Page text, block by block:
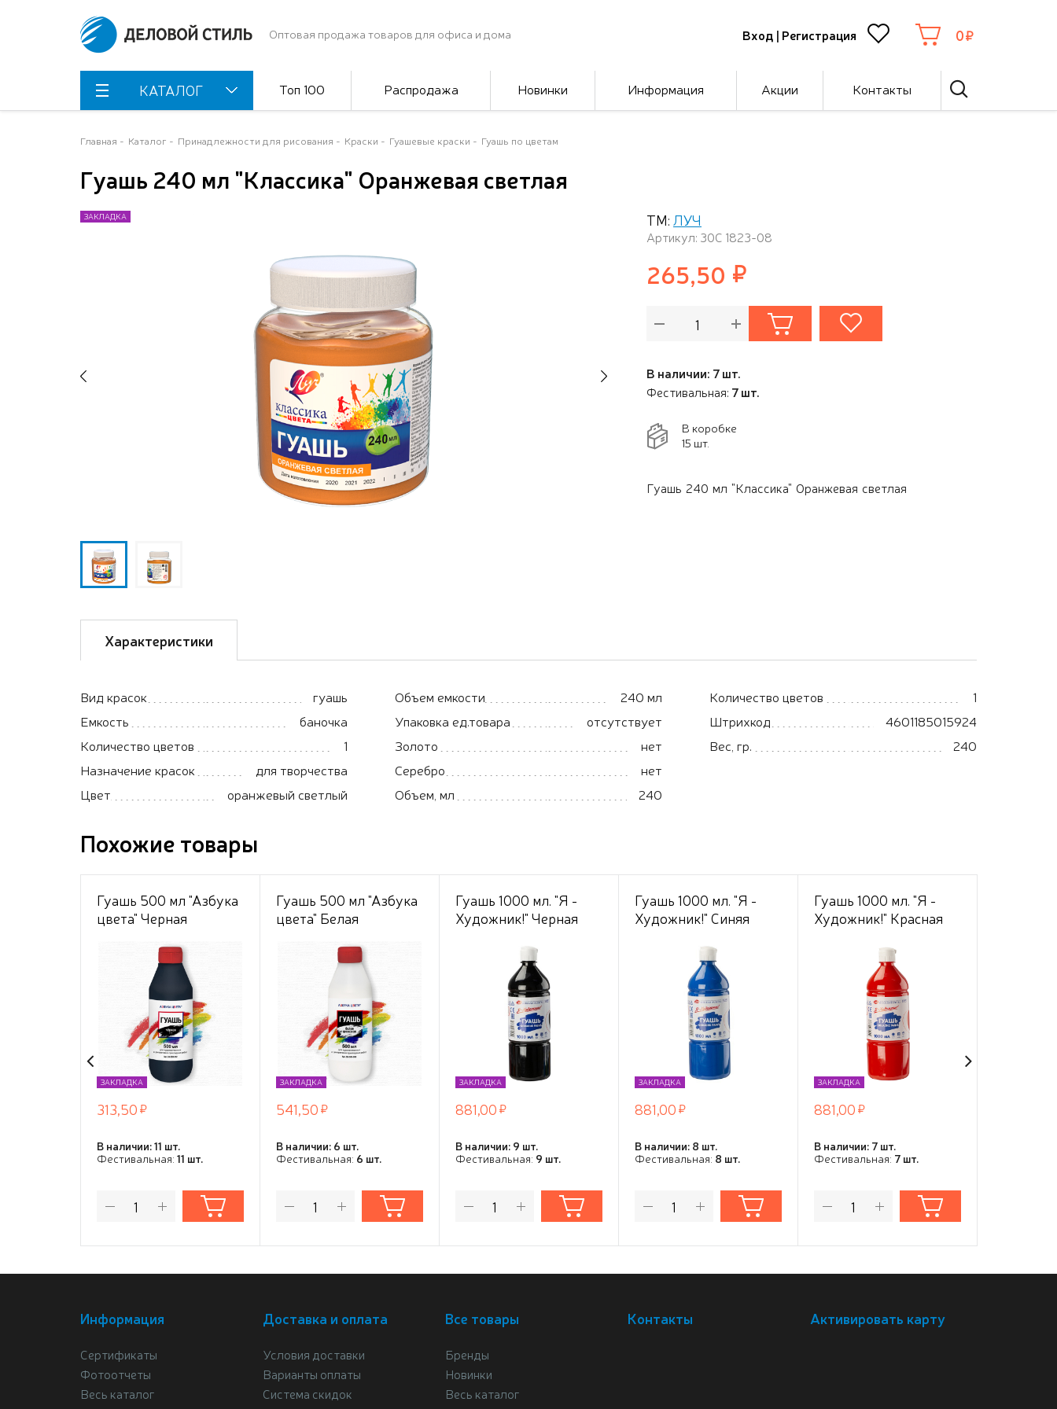
Оптовая продажа товаров для офиса и дома Вход | Регистрация 0
КАТАЛОГ Топ 100 Распродажа Новинки Информация Акции Контакты
Главная Каталог Принадлежности для рисования Краски Гуашевые краски Гуашь по цветам
Гуашь 240 мл "Классика" Оранжевая светлая
ЗАКЛАДКА
ЗАКЛАДКА
ЗАКЛАДКА ТМ: ЛУЧ
Артикул: 30С 1823-08
265,50
В наличии: 7 шт.
Фестивальная: 7 шт.
В коробке
15 шт.
Гуашь 240 мл "Классика" Оранжевая светлая
Характеристики
Вид красок
гуашь
Емкость
баночка
Количество цветов
1
Назначение красок
для творчества
Цвет
оранжевый светлый
Объем емкости
240 мл
Упаковка ед.товара
отсутствует
Золото
нет
Серебро
нет
Объем, мл
240
Количество цветов
1
Штрихкод
4601185015924
Вес, гр.
240
Похожие товары
Гуашь 500 мл "Азбука
цвета" Черная
ЗАКЛАДКА
313,50
В наличии: 11 шт.
Фестивальная: 11 шт.
Гуашь 500 мл "Азбука
цвета" Белая
ЗАКЛАДКА
541,50
В наличии: 6 шт.
Фестивальная: 6 шт.
Гуашь 1000 мл. "Я -
Художник!" Черная
ЗАКЛАДКА
881,00
В наличии: 9 шт.
Фестивальная: 9 шт.
Гуашь 1000 мл. "Я -
Художник!" Синяя
ЗАКЛАДКА
881,00
В наличии: 8 шт.
Фестивальная: 8 шт.
Гуашь 1000 мл. "Я -
Художник!" Красная
ЗАКЛАДКА
881,00
В наличии: 7 шт.
Фестивальная: 7 шт.
Информация
Сертификаты
Фотоотчеты
Весь каталог
Доставка и оплата
Условия доставки
Варианты оплаты
Система скидок
Все товары
Бренды
Новинки
Весь каталог
Контакты Активировать карту